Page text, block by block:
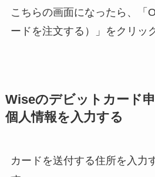
こちらの画面になったら、「
ードを注文する）」をクリッ
Wiseのデビットカード
個人情報を入力する
カードを送付する住所を入力